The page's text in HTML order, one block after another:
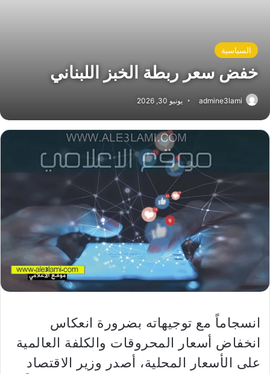
السياسية
خفض سعر ربطة الخبز اللبناني
admine3lami يونيو 30, 2026
انسجاماً مع توجيهاته بضرورة انعكاس
انخفاض أسعار المحروقات والكلفة العالمية
على الأسعار المحلية، أصدر وزير الاقتصاد